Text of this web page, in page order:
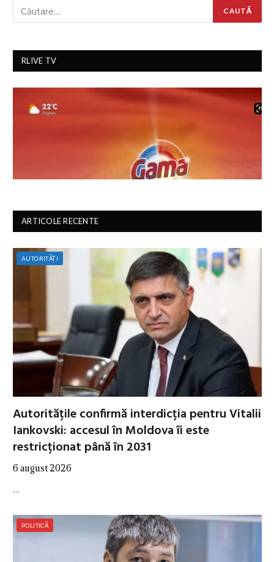
RLIVE TV
ARTICOLE RECENTE
AUTORITĂȚI
Autoritățile confirmă interdicția pentru Vitalii
Iankovski: accesul în Moldova îi este
restricționat până în 2031
6 august 2026
…
POLITICĂ